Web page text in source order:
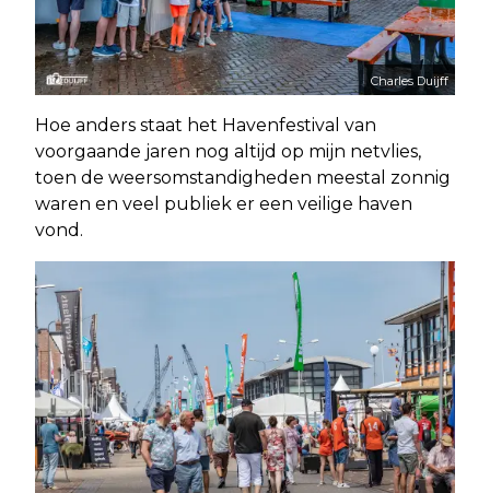
Charles Duijff
Hoe anders staat het Havenfestival van
voorgaande jaren nog altijd op mijn netvlies,
toen de weersomstandigheden meestal zonnig
waren en veel publiek er een veilige haven
vond.